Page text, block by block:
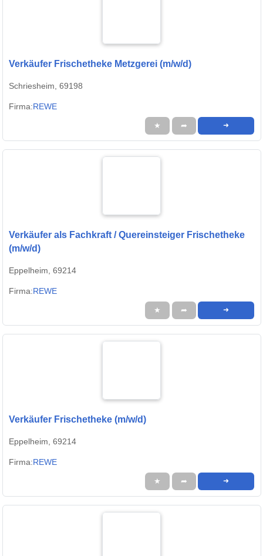
Verkäufer Frischetheke Metzgerei (m/w/d)
Schriesheim, 69198
Firma:REWE
★ ➦ ➜
Verkäufer als Fachkraft / Quereinsteiger Frischetheke
(m/w/d)
Eppelheim, 69214
Firma:REWE
★ ➦ ➜
Verkäufer Frischetheke (m/w/d)
Eppelheim, 69214
Firma:REWE
★ ➦ ➜